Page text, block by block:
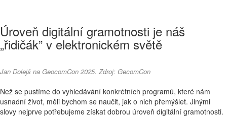
Úroveň digitální gramotnosti je náš
„řidičák” v elektronickém světě
Jan Dolejš na GeocomCon 2025. Zdroj: GecomCon
Než se pustíme do vyhledávání konkrétních programů, které nám
usnadní život, měli bychom se naučit, jak o nich přemýšlet. Jinými
slovy nejprve potřebujeme získat dobrou úroveň digitální gramotnosti.